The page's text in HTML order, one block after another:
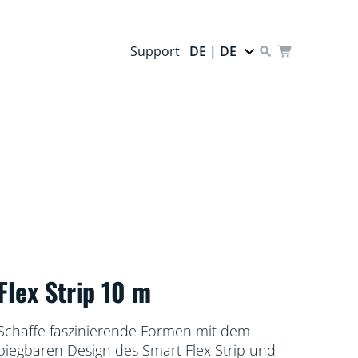
Support DE | DE
Strip 10 m
faszinierende Formen mit dem
Design des Smart Flex Strip und